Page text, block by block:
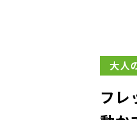
大人
フレ